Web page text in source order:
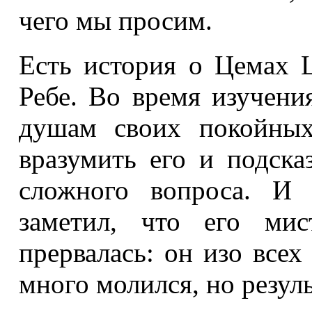
чего мы просим.
Есть история о Цемах
Ребе. Во время
душам своих
вразумить его и
сложного вопроса.
заметил, что его
прервалась: он изо
много молился, но